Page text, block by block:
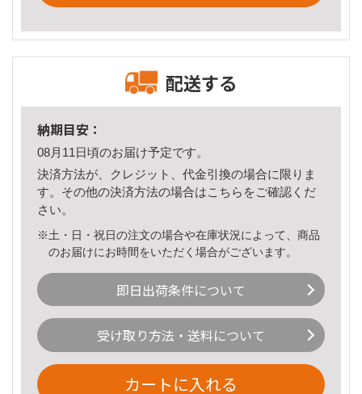
配送する
納期目安：
08月11日頃のお届け予定です。
決済方法が、クレジット、代金引換の場合に限りま
す。その他の決済方法の場合はこちら をご確認くだ
さい。
※土・日・祝日の注文の場合や在庫状況によって、商品
のお届けにお時間をいただく場合がございます。
即日出荷条件について
受け取り方法・送料について
カートに入れる